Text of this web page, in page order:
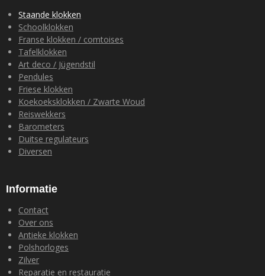
o
k
r
a
m
p
p
Staande klokken
Schoolklokken
Franse klokken / comtoises
Tafelklokken
Art deco / Jügendstil
Pendules
Friese klokken
Koekoeksklokken / Zwarte Woud
Reiswekkers
Barometers
Duitse regulateurs
Diversen
Informatie
Contact
Over ons
Antieke klokken
Polshorloges
Zilver
Reparatie en restauratie